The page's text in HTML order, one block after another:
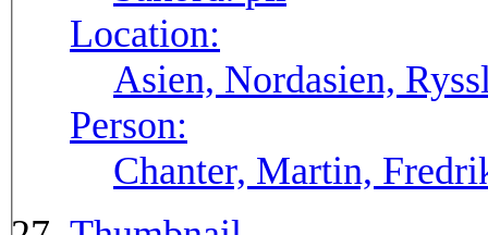
Location:
Asien, Nordasien,
Person:
Chanter, Martin,